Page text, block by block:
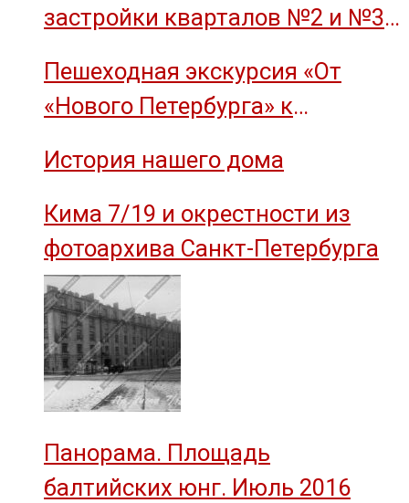
застройки кварталов №2 и №3
Пешеходная экскурсия «От
«Нового Петербурга» к
им. М.И. Калинина»
История нашего дома
Кима 7/19 и окрестности из
фотоархива Санкт-Петербурга
Панорама. Площадь
балтийских юнг. Июль 2016